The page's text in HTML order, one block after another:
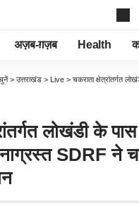
अज़ब-ग़ज़ब Health
> उत्तराखंड > Live > चकराता क्षेत्रांतर्गत लोखंडी के पास ऑल्टो कार
लोखंडी के
SDRF ने